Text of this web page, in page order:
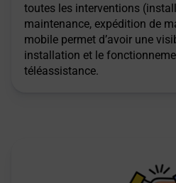
toutes les interventions
maintenance, expédition de
mobile permet d’avoir une
installation et le
téléassistance.